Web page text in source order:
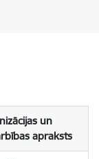
un
apraksts